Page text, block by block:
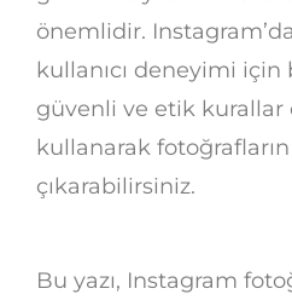
önemlidir.
kullanıcı deneyimi
güvenli ve etik kurallar
kullanarak fotoğrafların
çıkarabilirsiniz.
Bu yazı, Instagram